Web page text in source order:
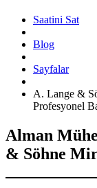
Saatini Sat
Blog
Sayfalar
A. Lange &
Profesyonel
Alman
& Söhne